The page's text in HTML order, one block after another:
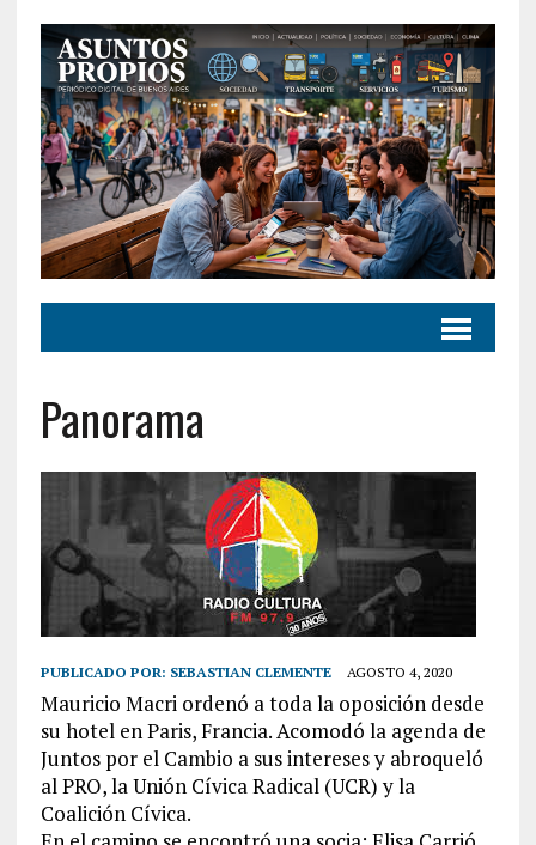
Panorama
PUBLICADO POR: SEBASTIAN CLEMENTE AGOSTO 4, 2020
Mauricio Macri ordenó a toda la oposición desde
su hotel en Paris, Francia. Acomodó la agenda de
Juntos por el Cambio a sus intereses y abroqueló
al PRO, la Unión Cívica Radical (UCR) y la
Coalición Cívica.